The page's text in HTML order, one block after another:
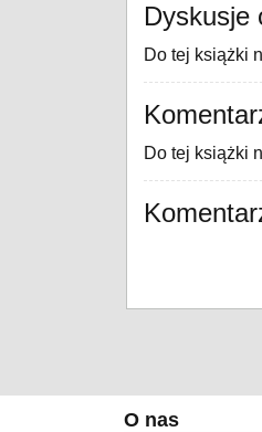
Dyskusje
Do tej książki
Do tej książki
O nas